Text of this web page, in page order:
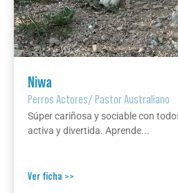
Niwa
Perros Actores/Pastor Australiano
Súper cariñosa y sociable con
activa y divertida. Aprende...
Ver ficha >>